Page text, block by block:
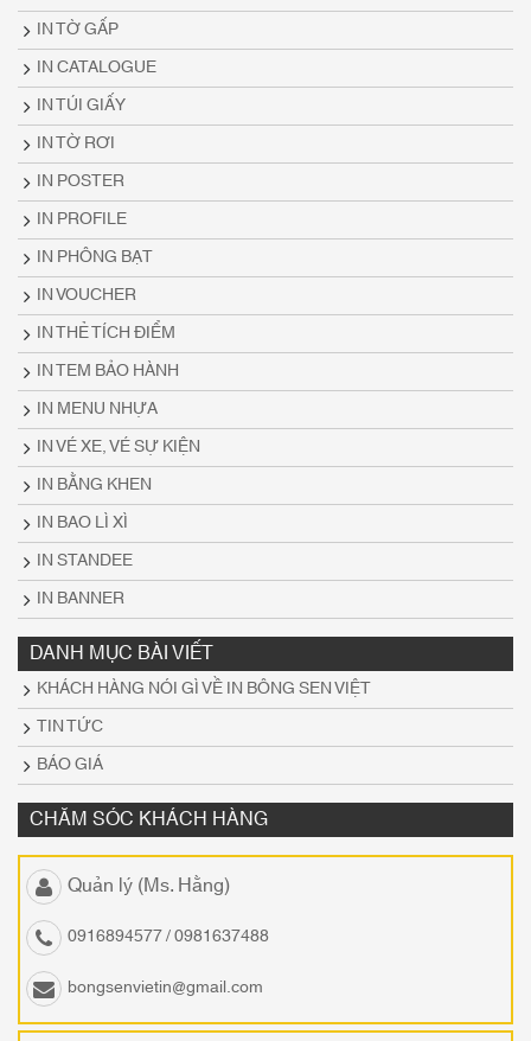
IN TỜ GẤP
IN CATALOGUE
IN TÚI GIẤY
IN TỜ RƠI
IN POSTER
IN PROFILE
IN PHÔNG BẠT
IN VOUCHER
IN THẺ TÍCH ĐIỂM
IN TEM BẢO HÀNH
IN MENU NHỰA
IN VÉ XE, VÉ SỰ KIỆN
IN BẰNG KHEN
IN BAO LÌ XÌ
IN STANDEE
IN BANNER
DANH MỤC BÀI VIẾT
KHÁCH HÀNG NÓI GÌ VỀ IN BÔNG SEN VIỆT
TIN TỨC
BÁO GIÁ
CHĂM SÓC KHÁCH HÀNG
Quản lý (Ms. Hằng)
0916894577 / 0981637488
bongsenvietin@gmail.com